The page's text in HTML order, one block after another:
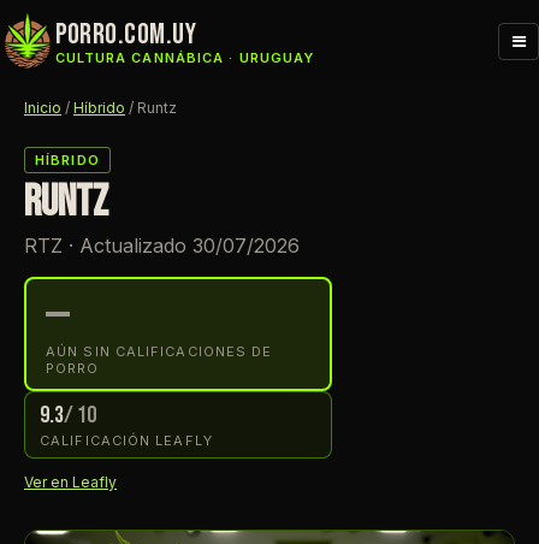
porro.com.uy
CULTURA CANNÁBICA · URUGUAY
Inicio / Híbrido / Runtz
HÍBRIDO
RUNTZ
RTZ · Actualizado 30/07/2026
—
AÚN SIN CALIFICACIONES DE
PORRO
9.3/ 10
CALIFICACIÓN LEAFLY
Ver en Leafly